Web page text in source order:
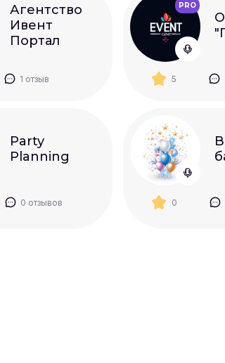
Агентство
Ивент
Портал
1 отзыв
PRO
5
Party
Planning
0 отзывов 0